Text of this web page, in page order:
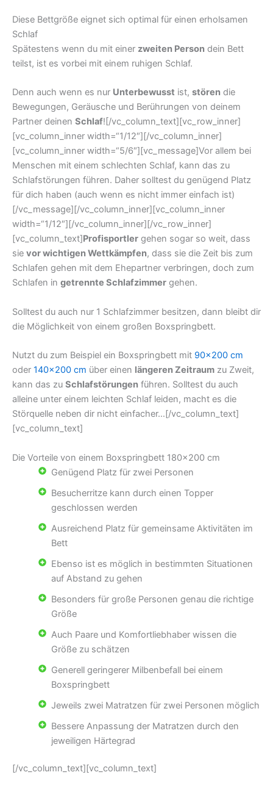
Diese Bettgröße eignet sich optimal für einen erholsamen
Schlaf
Spätestens wenn du mit einer zweiten Person dein Bett
teilst, ist es vorbei mit einem ruhigen Schlaf.
Denn auch wenn es nur Unterbewusst ist, stören die
Bewegungen, Geräusche und Berührungen von deinem
Partner deinen Schlaf![/vc_column_text][vc_row_inner]
[vc_column_inner width=“1/12″][/vc_column_inner]
[vc_column_inner width=“5/6″][vc_message]Vor allem bei
Menschen mit einem schlechten Schlaf, kann das zu
Schlafstörungen führen. Daher solltest du genügend Platz
für dich haben (auch wenn es nicht immer einfach ist)
[/vc_message][/vc_column_inner][vc_column_inner
width=“1/12″][/vc_column_inner][/vc_row_inner]
[vc_column_text]Profisportler gehen sogar so weit, dass
sie vor wichtigen Wettkämpfen, dass sie die Zeit bis zum
Schlafen gehen mit dem Ehepartner verbringen, doch zum
Schlafen in getrennte Schlafzimmer gehen.
Solltest du auch nur 1 Schlafzimmer besitzen, dann bleibt dir
die Möglichkeit von einem großen Boxspringbett.
Nutzt du zum Beispiel ein Boxspringbett mit 90×200 cm
oder 140×200 cm über einen längeren Zeitraum zu Zweit,
kann das zu Schlafstörungen führen. Solltest du auch
alleine unter einem leichten Schlaf leiden, macht es die
Störquelle neben dir nicht einfacher…[/vc_column_text]
[vc_column_text]
Die Vorteile von einem Boxspringbett 180×200 cm
Genügend Platz für zwei Personen
Besucherritze kann durch einen Topper
geschlossen werden
Ausreichend Platz für gemeinsame Aktivitäten im
Bett
Ebenso ist es möglich in bestimmten Situationen
auf Abstand zu gehen
Besonders für große Personen genau die richtige
Größe
Auch Paare und Komfortliebhaber wissen die
Größe zu schätzen
Generell geringerer Milbenbefall bei einem
Boxspringbett
Jeweils zwei Matratzen für zwei Personen möglich
Bessere Anpassung der Matratzen durch den
jeweiligen Härtegrad
[/vc_column_text][vc_column_text]